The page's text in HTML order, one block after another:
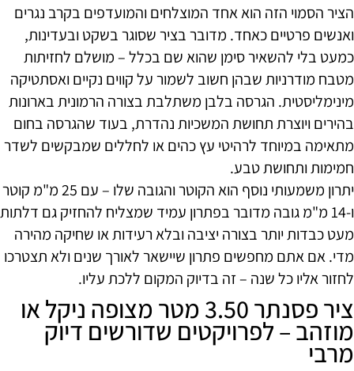
הציר הסמוי הזה הוא אחד המוצלחים והמועדפים בקרב נגרים
ואנשים פרטיים כאחד. מדובר בציר שסוגר בשקט ובעדינות,
כמעט בלי להשאיר סימן שהוא שם בכלל – מושלם לחזיתות
מטבח מודרניות שבהן חשוב לשמור על קווים נקיים ואסתטיקה
מינימליסטית. הגרסה בלבן משתלבת בצורה הרמונית בארונות
בהירים ויוצרת תחושת המשכיות נהדרת, בעוד שהגרסה בחום
מתאימה במיוחד לרהיטי עץ כהים או לחללים שמבקשים לשדר
חמימות ותחושת טבע.
יתרון משמעותי נוסף הוא הקוטר והגובה שלו – עם 25 מ"מ קוטר
ו-14 מ"מ גובה מדובר בפתרון עמיד שמצליח להחזיק גם דלתות
מעט כבדות יותר בצורה יציבה ובלא רעידות או שחיקה מהירה
מדי. אם אתם מחפשים פתרון שיישאר לאורך שנים ולא תצטרכו
לחזור אליו כל שנה – זה בדיוק המקום ללכת עליו.
ציר פסנתר 3.50 מטר מצופה ניקל או
מוזהב – לפרויקטים שדורשים דיוק
מרבי